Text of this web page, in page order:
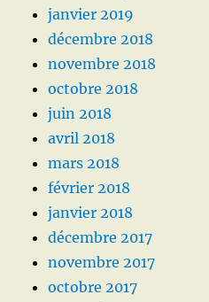
janvier 2019
décembre 2018
novembre 2018
octobre 2018
juin 2018
avril 2018
mars 2018
février 2018
janvier 2018
décembre 2017
novembre 2017
octobre 2017